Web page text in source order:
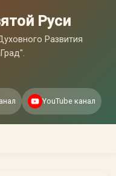
Руси
Развития
YouTube канал